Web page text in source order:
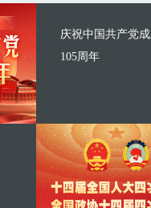
庆祝中国共产党
105周年